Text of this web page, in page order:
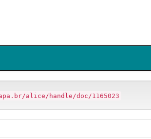
alice/handle/doc/1165023